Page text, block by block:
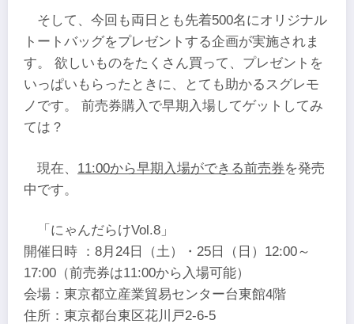
そして、今回も両日とも先着500名にオリジナル
トートバッグをプレゼントする企画が実施されま
す。 欲しいものをたくさん買って、プレゼントを
いっぱいもらったときに、とても助かるスグレモ
ノです。 前売券購入で早期入場してゲットしてみ
ては？
現在、 11:00から早期入場ができる前売券を発売
中です。
「にゃんだらけVol.8」
開催日時 ：8月24日（土）・25日（日）12:00～
17:00（前売券は11:00から入場可能）
会場：東京都立産業貿易センター台東館4階
住所：東京都台東区花川戸2-6-5